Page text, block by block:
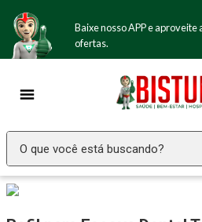
Baixe nosso APP e aproveite
ofertas.
O que você está buscando?